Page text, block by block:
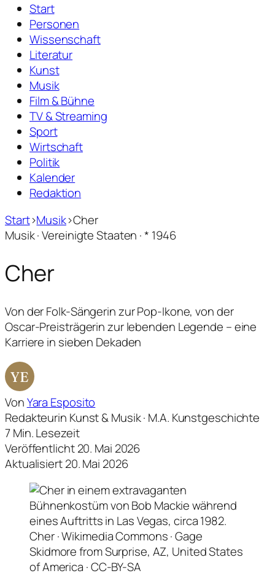
Start
Personen
Wissenschaft
Literatur
Kunst
Musik
Film & Bühne
TV & Streaming
Sport
Wirtschaft
Politik
Kalender
Redaktion
Start›Musik›Cher
Musik · Vereinigte Staaten · * 1946
Cher
Von der Folk-Sängerin zur Pop-Ikone, von der
Oscar-Preisträgerin zur lebenden Legende – eine
Karriere in sieben Dekaden
YE
VonYara Esposito
Redakteurin Kunst & Musik · M.A. Kunstgeschichte
7 Min. Lesezeit
Veröffentlicht 20. Mai 2026
Aktualisiert 20. Mai 2026
Cher · Wikimedia Commons · Gage
Skidmore from Surprise, AZ, United States
of America · CC-BY-SA